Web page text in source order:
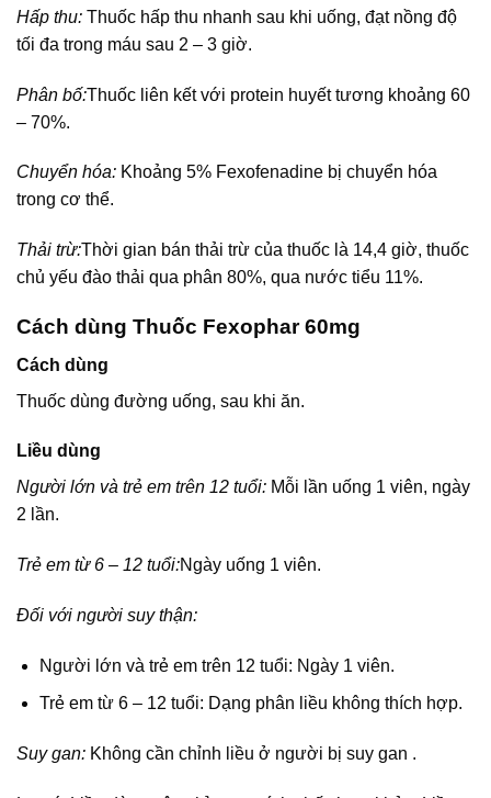
Hấp thu: Thuốc hấp thu nhanh sau khi uống, đạt nồng độ
tối đa trong máu sau 2 – 3 giờ.
Phân bố:Thuốc liên kết với protein huyết tương khoảng 60
– 70%.
Chuyển hóa: Khoảng 5% Fexofenadine bị chuyển hóa
trong cơ thể.
Thải trừ:Thời gian bán thải trừ của thuốc là 14,4 giờ, thuốc
chủ yếu đào thải qua phân 80%, qua nước tiểu 11%.
Cách dùng Thuốc Fexophar 60mg
Cách dùng
Thuốc dùng đường uống, sau khi ăn.
Liều dùng
Người lớn và trẻ em trên 12 tuổi: Mỗi lần uống 1 viên, ngày
2 lần.
Trẻ em từ 6 – 12 tuổi:Ngày uống 1 viên.
Đối với người suy thận:
Người lớn và trẻ em trên 12 tuổi: Ngày 1 viên.
Trẻ em từ 6 – 12 tuổi: Dạng phân liều không thích hợp.
Suy gan: Không cần chỉnh liều ở người bị suy gan .